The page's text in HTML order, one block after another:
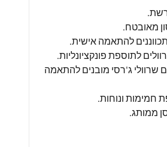
רשת.
מאובטח.
להתאמה אישית.
לתוספת פונקציונליות.
שרוולי ג'רסי מובנים להתאמה
חמימות ונוחות.
ממותג.